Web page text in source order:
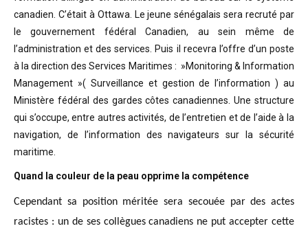
canadien. C’était à Ottawa. Le jeune sénégalais sera recruté par
le gouvernement fédéral Canadien, au sein même de
l’administration et des services. Puis il recevra l’offre d’un poste
à la direction des Services Maritimes : »Monitoring & Information
Management »( Surveillance et gestion de l’information ) au
Ministère fédéral des gardes côtes canadiennes. Une structure
qui s’occupe, entre autres activités, de l’entretien et de l’aide à la
navigation, de l’information des navigateurs sur la sécurité
maritime.
Quand la couleur de la peau opprime la compétence
Cependant sa position méritée sera secouée par des actes
racistes : un de ses collègues canadiens ne put accepter cette